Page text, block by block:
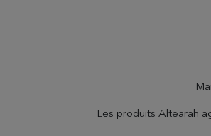
Les produits Altearah